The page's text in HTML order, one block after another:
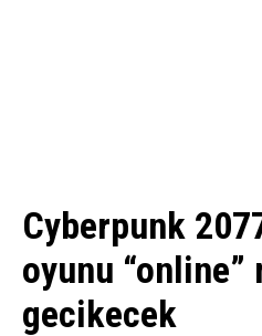
Cyberpunk
oyunu “online”
gecikecek